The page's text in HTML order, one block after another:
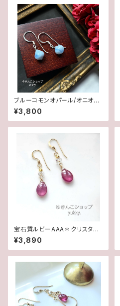
ブルーコモンオパール/オニオン
カット✽Silver925ピアス/イヤ
リング★
¥3,800
宝石質ルビーAAA✽クリスタル1
4kgfデザインピアス/イヤリング
¥3,890